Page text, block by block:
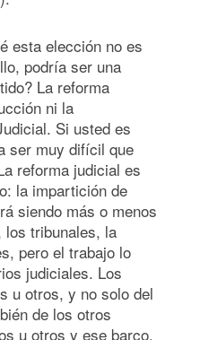
esta elección no es
podría ser una
La reforma
ni la
Si usted es
ser muy difícil que
reforma judicial es
la impartición de
siendo más o menos
los tribunales, la
pero el trabajo lo
judiciales. Los
u otros, y no solo del
de los otros
u otros y ese barco,